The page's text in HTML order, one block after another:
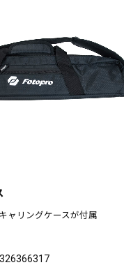
ャリングケースが付属